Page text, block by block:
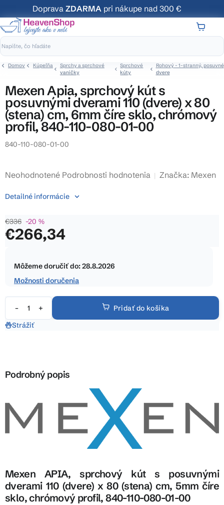
na
obsah
Doprava ZDARMA pri nákupe nad 300 €
Domov Kúpeľňa
Sprchy a sprchové
vaničky
Sprchové
kúty
Rohový - 1-stranný, posuvné
dvere
Mexen Apia, sprchový kút s
posuvnými dverami 110 (dvere) x 80
(stena) cm, 6mm číre sklo, chrómový
profil, 840-110-080-01-00
840-110-080-01-00
Priemerné
produktu
0,0
z
Neohodnotené Podrobnosti hodnotenia Značka: Mexen
€336 –20 %
€266,34
cena:
Môžeme doručiť do:28.8.2026
Možnosti doručenia
Pridať do košíka
Detailné informácie
Strážiť
Podrobný popis
Mexen APIA, sprchový kút s posuvnými
dverami 110 (dvere) x 80 (stena) cm, 5mm číre
sklo, chrómový profil, 840-110-080-01-00